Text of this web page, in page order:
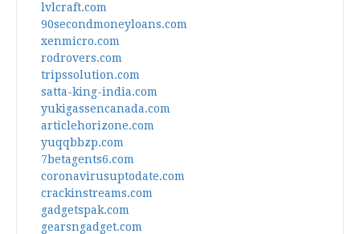
lvlcraft.com
90secondmoneyloans.com
xenmicro.com
rodrovers.com
tripssolution.com
satta-king-india.com
yukigassencanada.com
articlehorizone.com
yuqqbbzp.com
7betagents6.com
coronavirusuptodate.com
crackinstreams.com
gadgetspak.com
gearsngadget.com